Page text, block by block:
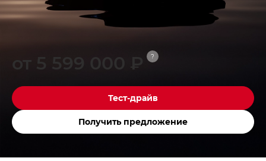
от 5 599 000 ₽ ?
Тест-драйв
Получить предложение